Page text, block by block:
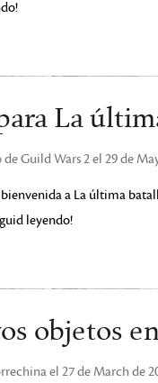
La
Guild Wars 2 el 29 de
bienvenida a La última
leyendo!
objetos
el 27 de March de